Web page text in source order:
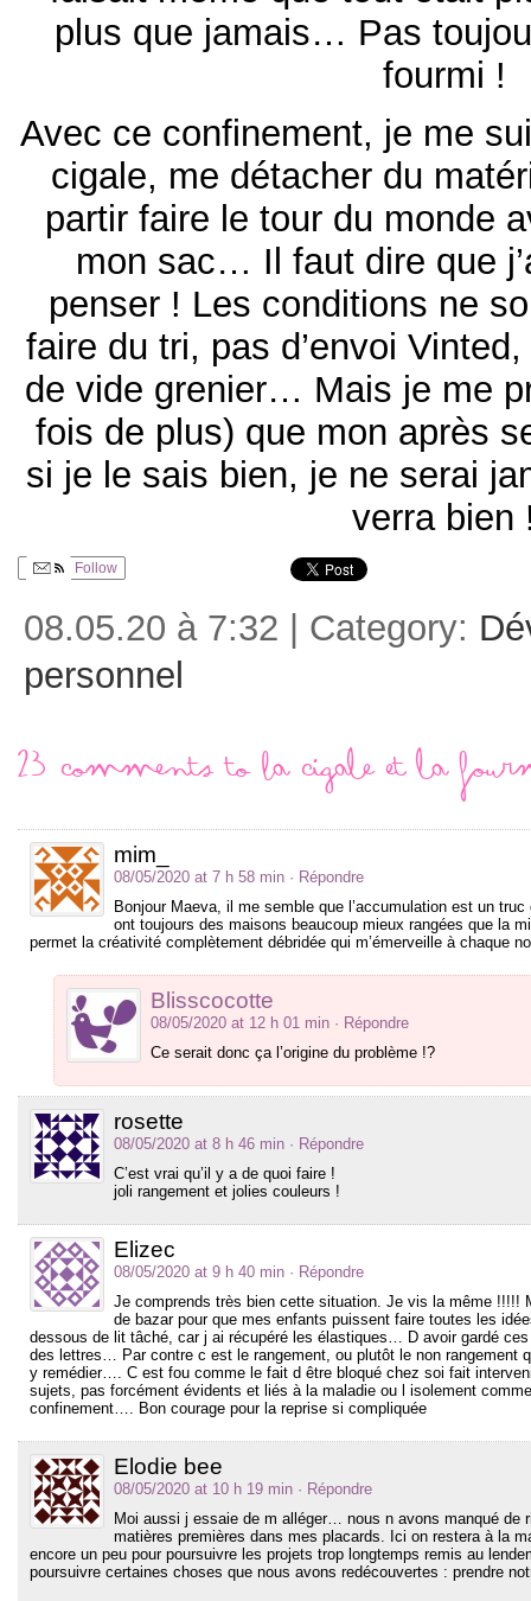
plus que jamais… Pas
fourmi !
Avec ce confinement, je me
cigale, me détacher du
partir faire le tour du monde
mon sac… Il faut dire que
penser ! Les conditions ne
faire du tri, pas d’envoi
de vide grenier… Mais je me
fois de plus) que mon après
si je le sais bien, je ne serai
verra bien
Follow
08.05.20 à 7:32 | Category:
personnel
23 comments to La cigale et la
mim_
08/05/2020 at 7 h 58 min · Répondre
Bonjour Maeva, il me semble que l’accumulation est un
ont toujours des maisons beaucoup mieux rangées que la
permet la créativité complètement débridée qui m’émerveille à chaque
Blisscocotte
08/05/2020 at 12 h 01 min · Répondre
Ce serait donc ça l’origine du problème !?
rosette
08/05/2020 at 8 h 46 min · Répondre
C’est vrai qu’il y a de quoi faire !
joli rangement et jolies couleurs !
Elizec
08/05/2020 at 9 h 40 min · Répondre
Je comprends très bien cette situation. Je vis la même !!!!!
de bazar pour que mes enfants puissent faire toutes les
dessous de lit tâché, car j ai récupéré les élastiques… D avoir gardé
des lettres… Par contre c est le rangement, ou plutôt le non rangement
y remédier…. C est fou comme le fait d être bloqué chez soi fait
sujets, pas forcément évidents et liés à la maladie ou l isolement
confinement…. Bon courage pour la reprise si compliquée
Elodie bee
08/05/2020 at 10 h 19 min · Répondre
Moi aussi j essaie de m alléger… nous n avons manqué de
matières premières dans mes placards. Ici on restera à la
encore un peu pour poursuivre les projets trop longtemps remis au
poursuivre certaines choses que nous avons redécouvertes : prendre